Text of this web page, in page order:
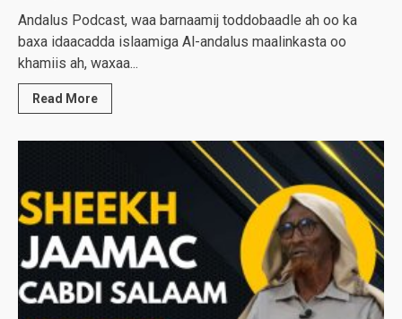
Andalus Podcast, waa barnaamij toddobaadle ah oo ka
baxa idaacadda islaamiga Al-andalus maalinkasta oo
khamiis ah, waxaa...
Read More